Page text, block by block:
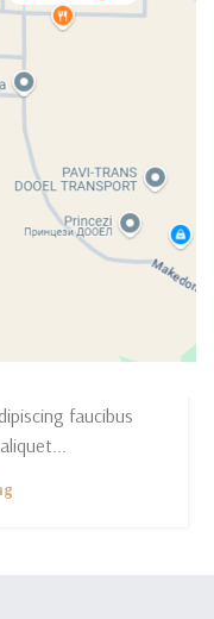
inspired
faucibus